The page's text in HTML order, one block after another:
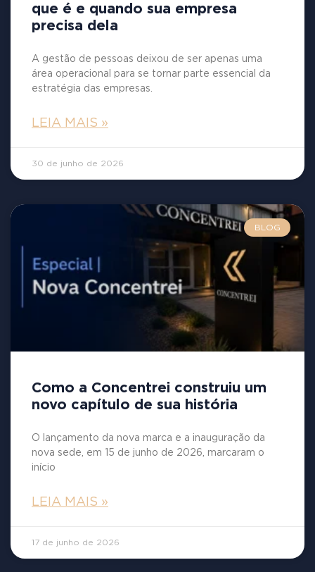
que é e quando sua empresa
precisa dela
A gestão de pessoas deixou de ser apenas uma
área operacional para se tornar parte essencial da
estratégia das empresas.
LEIA MAIS »
30 de junho de 2026
BLOG
Como a Concentrei construiu um
novo capítulo de sua história
O lançamento da nova marca e a inauguração da
nova sede, em 15 de junho de 2026, marcaram o
início
LEIA MAIS »
17 de junho de 2026